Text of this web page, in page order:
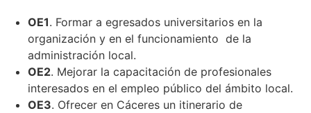
OE1. Formar a egresados universitarios en la
organización y en el funcionamiento de la
administración local.
OE2. Mejorar la capacitación de profesionales
interesados en el empleo público del ámbito local.
OE3. Ofrecer en Cáceres un itinerario de